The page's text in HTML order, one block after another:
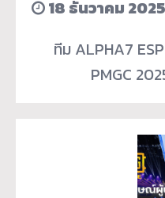
18 ธันวาคม 2025
ทีม ALPHA7
PMGC